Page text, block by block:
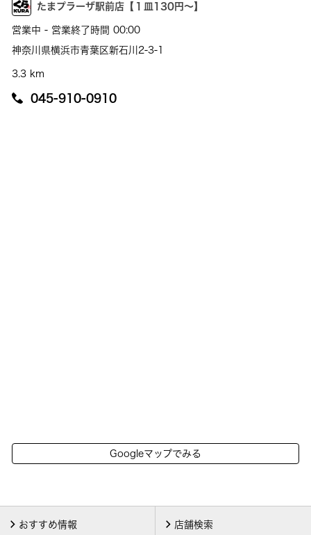
たまプラーザ駅前店【１皿130円～】
営業中 - 営業終了時間 00:00
神奈川県横浜市青葉区新石川2-3-1
3.3 km
045-910-0910
Googleマップでみる
おすすめ情報 店舗検索